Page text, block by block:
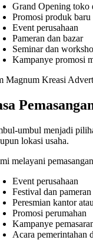
Grand Opening toko
Promosi produk baru
Event perusahaan
Pameran dan bazar
Seminar dan
Kampanye promosi
Magnum Kreasi
umbul menjadi
lokasi usaha.
melayani
Event perusahaan
Festival dan pameran
Peresmian kantor
Promosi perumahan
Kampanye
Acara pemerintahan